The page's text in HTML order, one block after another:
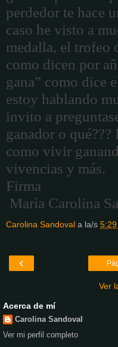
perdedor te hace
caso he visto a
medalla, el trofeo
como dicen por
gana” como dice
estoy hablando
invito a
ganador o qué???
como vivir
vivencias y más.
Firma
María Carolina
Carolina Sandoval a la/s 5:29
‹
Ver
Acerca de mí
Carolina Sandoval
Ver mi perfil completo